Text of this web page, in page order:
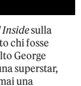
sulla
chi fosse
George
superstar,
una